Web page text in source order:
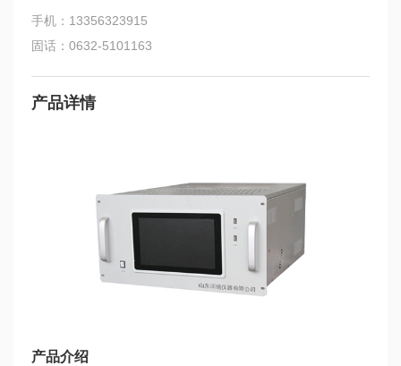
手机：13356323915
固话：0632-5101163
产品详情
产品介绍